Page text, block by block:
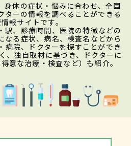
身体の症状・悩みに合わせ、全国
ターの情報を調べることができる
報サイトです。
駅、診療時間、医院の特徴などの
なる症状、病名、検査名などから
病院、ドクターを探すことができ
、独自取材に基づき、ドクターに
意な治療・検査など）も紹介。